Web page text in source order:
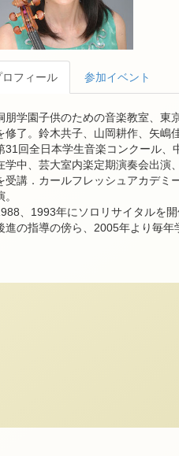
ロフィール 参加イベント
朋学園子供のための音楽教室、東
修了。鈴木共子、山岡耕作、矢嶋
31回全日本学生音楽コンクール、
学中、芸大室内楽定期演奏会出演
受講．カールフレッシュアカデミ
。
、1993年にソロリサイタルを
進の指導の傍ら、2005年より毎年